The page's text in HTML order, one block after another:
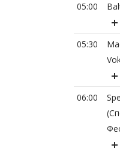
05:00
05:30
06:00